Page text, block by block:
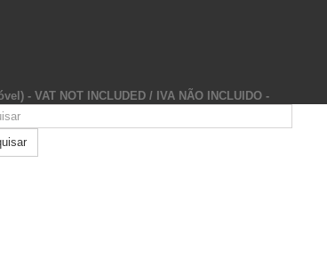
- VAT NOT INCLUDED / IVA NÃO INCLUIDO -